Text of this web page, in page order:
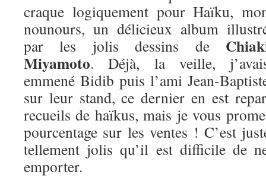
craque logiquement pour Haïku,
nounours, un délicieux album
par les jolis dessins de
Miyamoto. Déjà, la veille,
emmené Bidib puis l’ami Jean-
sur leur stand, ce dernier en est
recueils de haïkus, mais je vous
pourcentage sur les ventes ! C’est
tellement jolis qu’il est difficile de
emporter.